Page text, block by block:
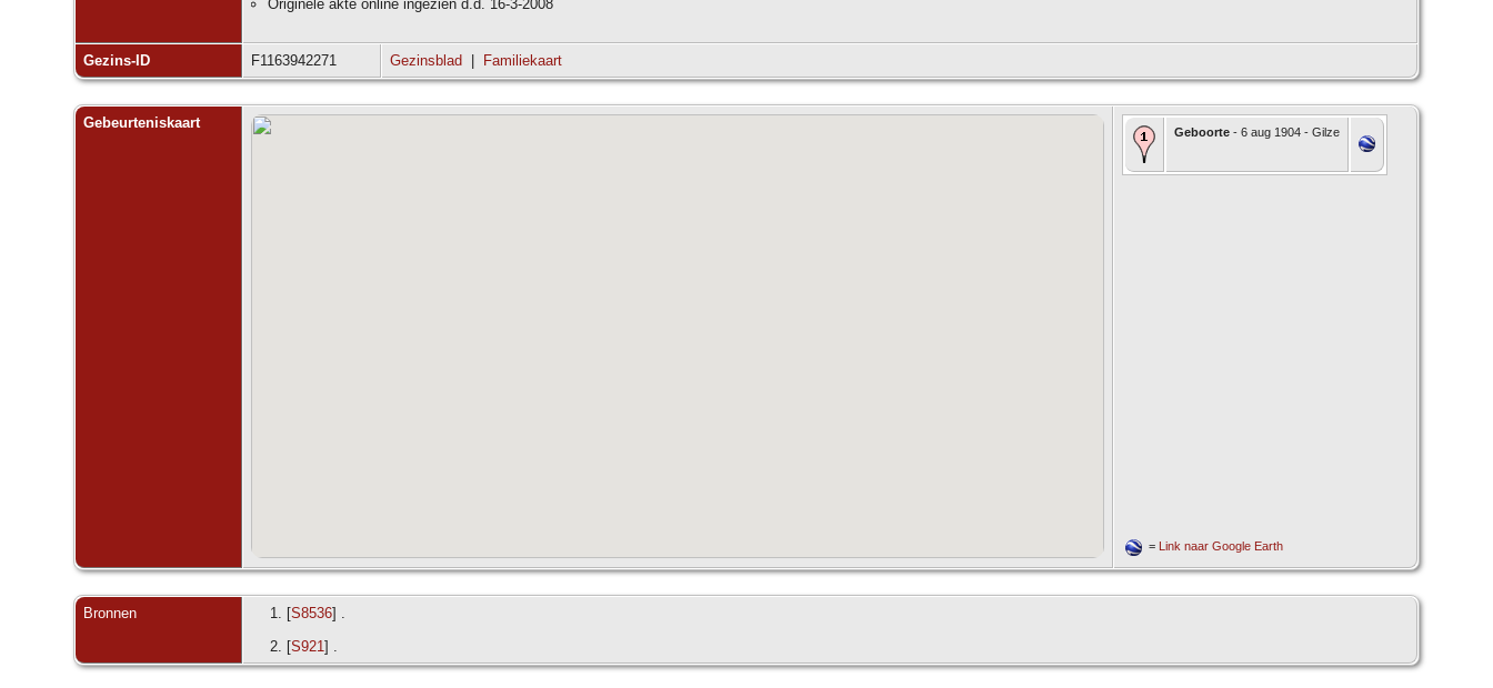
Originele akte online ingezien d.d. 16-3-2008
Gezins-ID F1163942271 Gezinsblad Familiekaart
Gebeurteniskaart
Geboorte - 6 aug 1904 - Gilze
= Link naar Google Earth
Bronnen [S8536] .
[S921] .